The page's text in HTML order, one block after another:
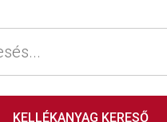
KELLÉKANYAG KERESŐ